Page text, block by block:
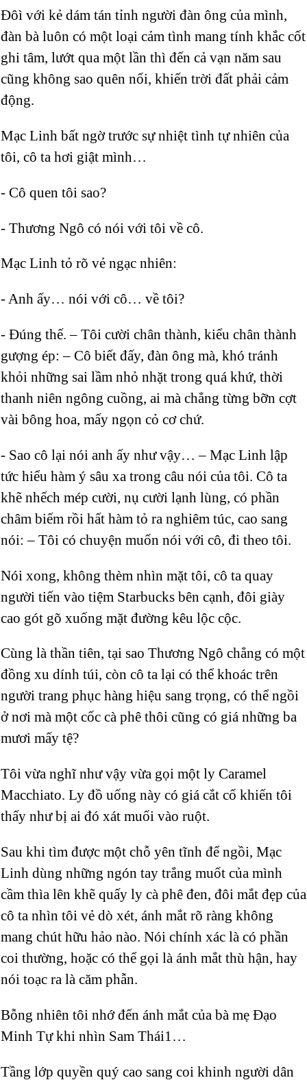
Đôì với kẻ dám tán tỉnh người đàn ông của mình,
đàn bà luôn có một loại cảm tình mang tính khắc cốt
ghi tâm, lướt qua một lần thì đến cả vạn năm sau
cũng không sao quên nổi, khiến trời đất phải cảm
động.
Mạc Linh bất ngờ trước sự nhiệt tình tự nhiên của
tôi, cô ta hơi giật mình…
- Cô quen tôi sao?
- Thương Ngô có nói với tôi về cô.
Mạc Linh tỏ rõ vẻ ngạc nhiên:
- Anh ấy… nói với cô… về tôi?
- Đúng thế. – Tôi cười chân thành, kiểu chân thành
gượng ép: – Cô biết đấy, đàn ông mà, khó tránh
khỏi những sai lầm nhỏ nhặt trong quá khứ, thời
thanh niên ngông cuồng, ai mà chẳng từng bỡn cợt
vài bông hoa, mấy ngọn cỏ cơ chứ.
- Sao cô lại nói anh ấy như vậy… – Mạc Linh lập
tức hiểu hàm ý sâu xa trong câu nói của tôi. Cô ta
khẽ nhếch mép cười, nụ cười lạnh lùng, có phần
châm biếm rồi hất hàm tỏ ra nghiêm túc, cao sang
nói: – Tôi có chuyện muốn nói với cô, đi theo tôi.
Nói xong, không thèm nhìn mặt tôi, cô ta quay
người tiến vào tiệm Starbucks bên cạnh, đôi giày
cao gót gõ xuống mặt đường kêu lộc cộc.
Cùng là thần tiên, tại sao Thương Ngô chẳng có một
đồng xu dính túi, còn cô ta lại có thể khoác trên
người trang phục hàng hiệu sang trọng, có thể ngồi
ở nơi mà một cốc cà phê thôi cũng có giá những ba
mươi mấy tệ?
Tôi vừa nghĩ như vậy vừa gọi một ly Caramel
Macchiato. Ly đồ uống này có giá cắt cổ khiến tôi
thấy như bị ai đó xát muối vào ruột.
Sau khi tìm được một chỗ yên tĩnh để ngồi, Mạc
Linh dùng những ngón tay trắng muốt của mình
cầm thìa lên khẽ quấy ly cà phê đen, đôi mắt đẹp của
cô ta nhìn tôi vẻ dò xét, ánh mắt rõ ràng không
mang chút hữu hảo nào. Nói chính xác là có phần
coi thường, hoặc có thể gọi là ánh mắt thù hận, hay
nói toạc ra là căm phẫn.
Bỗng nhiên tôi nhớ đến ánh mắt của bà mẹ Đạo
Minh Tự khi nhìn Sam Thái1…
Tầng lớp quyền quý cao sang coi khinh người dân